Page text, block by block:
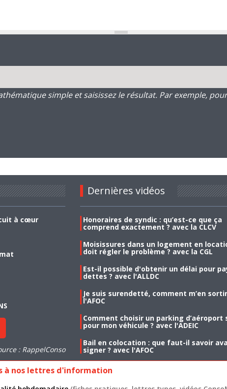
simple et saisissez le résultat. Par exemple, pour
à cœur
: RappelConso
Dernières vidéos
Honoraires de syndic : qu’est-ce que ça
comprend exactement ? avec la CLCV
Moisissures dans un logement en
doit régler le problème ? avec la CGL
Est-il possible d'obtenir un délai pour
dettes ? avec l'ALLDC
Je suis surendetté, comment m’en
l'AFOC
Comment choisir un parking d’aéroport
pour mon véhicule ? avec l'ADEIC
Bail en colocation : que faut-il savoir
signer ? avec l'AFOC
à nos lettres d'information